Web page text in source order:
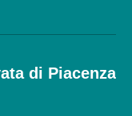
di Piacenza